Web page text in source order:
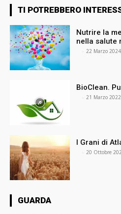
TI POTREBBERO
Nutrire la
nella salute
- 22 Marzo 2024
BioClean.
- 21 Marzo 2022
I Grani di
- 20 Ottobre
GUARDA